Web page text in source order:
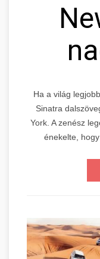
Ha a világ
Sinatra
York. A zenész
énekelte,